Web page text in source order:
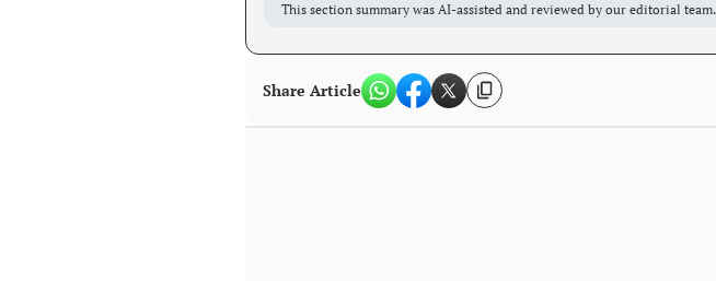
This section summary was AI-assisted and reviewed by our editorial team.
Share Article